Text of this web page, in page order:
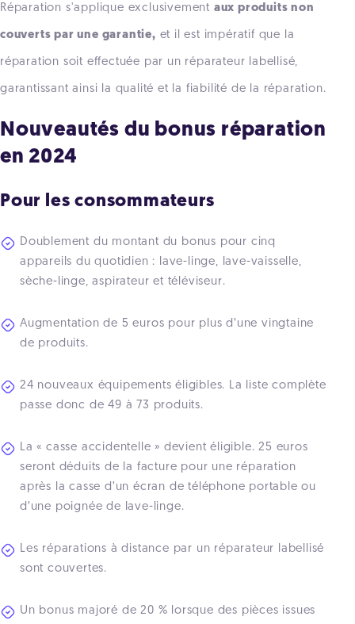
Réparation s'applique exclusivement aux produits non
couverts par une garantie, et il est impératif que la
réparation soit effectuée par un réparateur labellisé,
garantissant ainsi la qualité et la fiabilité de la réparation.
Nouveautés du bonus réparation
en 2024
Pour les consommateurs
Doublement du montant du bonus pour cinq
appareils du quotidien : lave-linge, lave-vaisselle,
sèche-linge, aspirateur et téléviseur.
Augmentation de 5 euros pour plus d’une vingtaine
de produits.
24 nouveaux équipements éligibles. La liste complète
passe donc de 49 à 73 produits.
La « casse accidentelle » devient éligible. 25 euros
seront déduits de la facture pour une réparation
après la casse d’un écran de téléphone portable ou
d’une poignée de lave-linge.
Les réparations à distance par un réparateur labellisé
sont couvertes.
Un bonus majoré de 20 % lorsque des pièces issues